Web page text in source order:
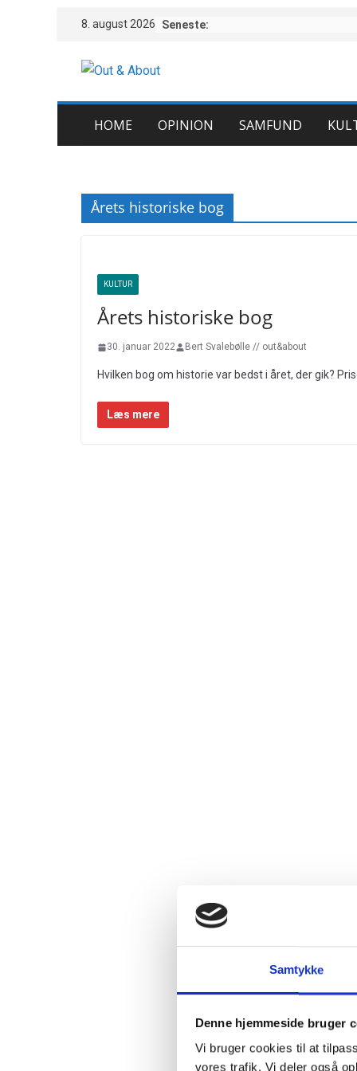
Samtykke
Denne hjemmeside bruger
Vi bruger cookies til at
vores trafik. Vi deler også
content
8. august 2026 Seneste:
HOME OPINION SAMFUND
Årets historiske bog
KULTUR
Årets historiske bog
30. januar 2022 Bert Svalebølle // out&about
Hvilken bog om historie var bedst i året, der gik?
Læs mere